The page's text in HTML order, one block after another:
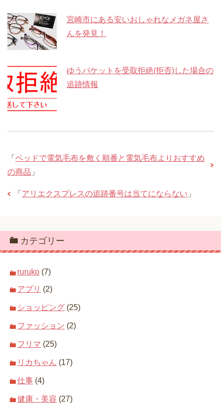
宮崎市にある安いおしゃれなメガネ屋さ
んを発見！
ゆうパケットを受取拒絶(拒否)した場合の
追跡情報
「 ベッドで電気毛布を敷く順番と電気毛布よりおすすめ
の商品 」
「 アリエクスプレスの追跡番号は当てにならない 」
カテゴリー
ruruko (7)
アプリ (2)
ショッピング (25)
ファッション (2)
フリマ (25)
リカちゃん (17)
仕事 (4)
健康・美容 (27)